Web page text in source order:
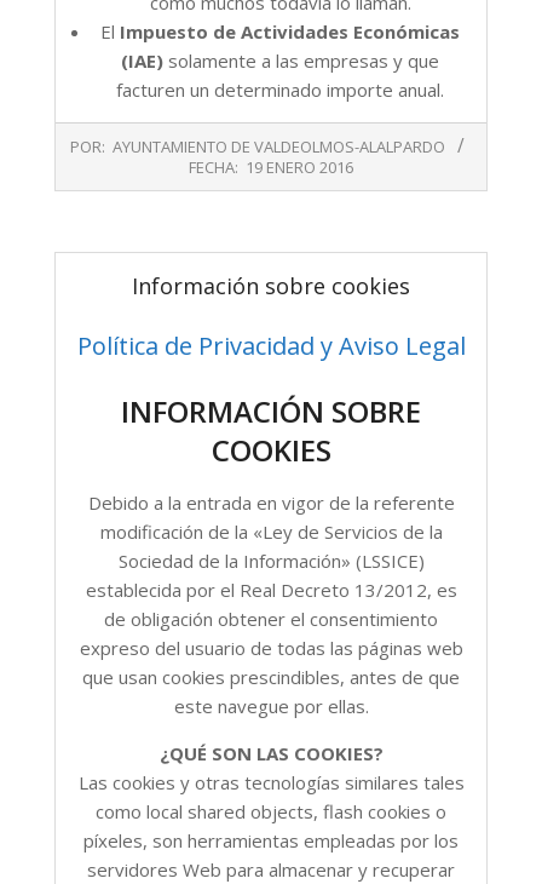
El Impuesto de Actividades Económicas
(IAE) solamente a las empresas y que
facturen un determinado importe anual.
01-
19
POR: AYUNTAMIENTO DE VALDEOLMOS-ALALPARDO
FECHA: 19 ENERO 2016
Información sobre cookies
Política de Privacidad y Aviso Legal
INFORMACIÓN SOBRE
COOKIES
Debido a la entrada en vigor de la referente
modificación de la «Ley de Servicios de la
Sociedad de la Información» (LSSICE)
establecida por el Real Decreto 13/2012, es
de obligación obtener el consentimiento
expreso del usuario de todas las páginas web
que usan cookies prescindibles, antes de que
este navegue por ellas.
¿QUÉ SON LAS COOKIES?
Las cookies y otras tecnologías similares tales
como local shared objects, flash cookies o
píxeles, son herramientas empleadas por los
servidores Web para almacenar y recuperar